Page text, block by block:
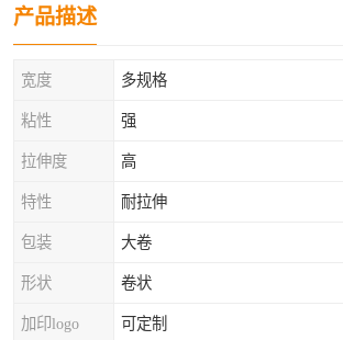
产品描述
宽度 多规格
粘性 强
拉伸度 高
特性 耐拉伸
包装 大卷
形状 卷状
加印logo 可定制